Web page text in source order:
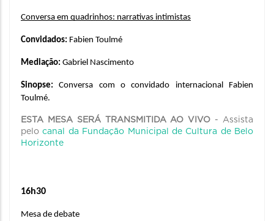
Conversa em quadrinhos: narrativas intimistas
Convidados: Fabien Toulmé
Mediação: Gabriel Nascimento
Sinopse: Conversa com o convidado internacional Fabien
Toulmé.
ESTA MESA SERÁ TRANSMITIDA AO VIVO - Assista
pelocanal da Fundação Municipal de Cultura de Belo
Horizonte
16h30
Mesa de debate